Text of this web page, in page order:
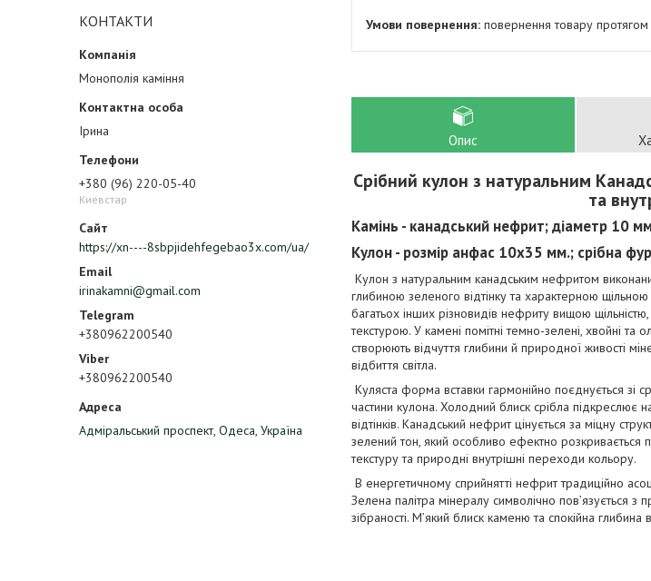
КОНТАКТИ
Монополія каміння
Ірина
+380 (96) 220-05-40
Киевстар
https://xn----8sbpjidehfegebao3x.com/ua/
irinakamni@gmail.com
+380962200540
+380962200540
Адміральський проспект, Одеса, Україна
повернення товару протягом
Опис
Срібний кулон з натуральним
та
Камінь - канадський нефрит; діаметр 10
Кулон - розмір анфас 10х35 мм.; срібна
Кулон з натуральним канадським нефритом
глибиною зеленого відтінку та характерною
багатьох інших різновидів нефриту вищою
текстурою. У камені помітні темно-зелені, хвойні
створюють відчуття глибини й природної живості
відбиття світла.
Куляста форма вставки гармонійно поєднується
частини кулона. Холодний блиск срібла підкреслює
відтінків. Канадський нефрит цінується за міцну
зелений тон, який особливо ефектно розкривається
текстуру та природні внутрішні переходи кольору.
В енергетичному сприйнятті нефрит традиційно
Зелена палітра мінералу символічно пов’язується
зібраності. М’який блиск каменю та спокійна глибина